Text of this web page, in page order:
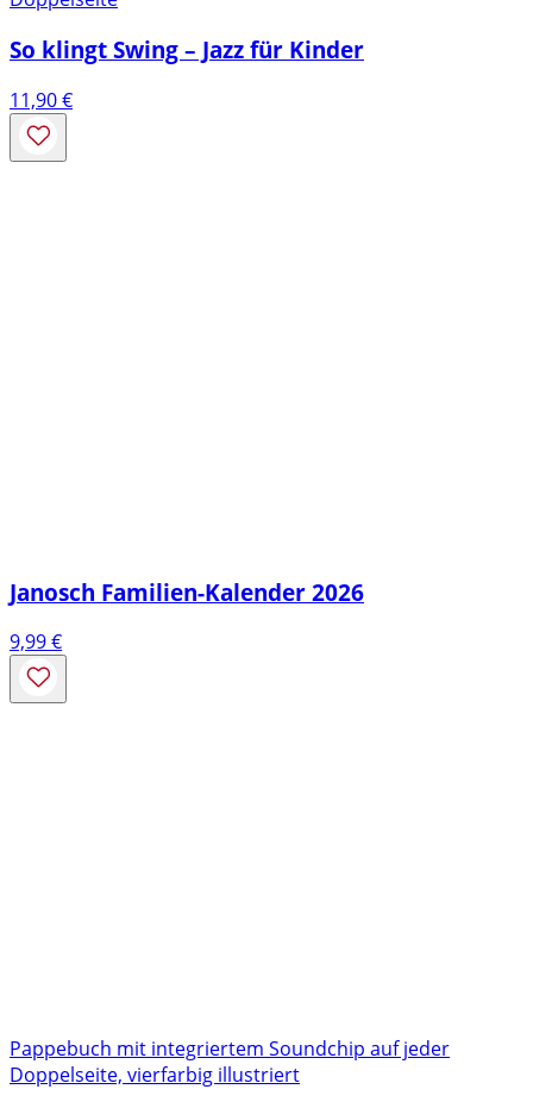
So klingt Swing – Jazz für Kinder
11,90€
Janosch Familien-Kalender 2026
9,99€
Pappebuch mit integriertem Soundchip auf jeder
Doppelseite, vierfarbig illustriert